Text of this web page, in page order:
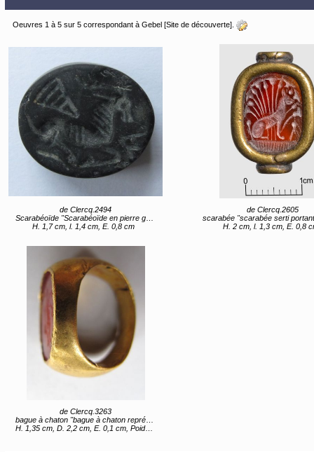
Oeuvres 1 à 5 sur 5 correspondant à Gebel [Site de découverte].
de Clercq.2494
Scarabéoïde "Scarabéoïde en pierre grise"
H. 1,7 cm, l. 1,4 cm, E. 0,8 cm
de Clercq.2605
scarabée "scarabée serti portant la représentation
H. 2 cm, l. 1,3 cm, E. 0,8
de Clercq.3263
bague à chaton "bague à chaton représentant une panthère"
H. 1,35 cm, D. 2,2 cm, E. 0,1 cm, Poids 4,6 g